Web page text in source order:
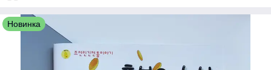
Новинка